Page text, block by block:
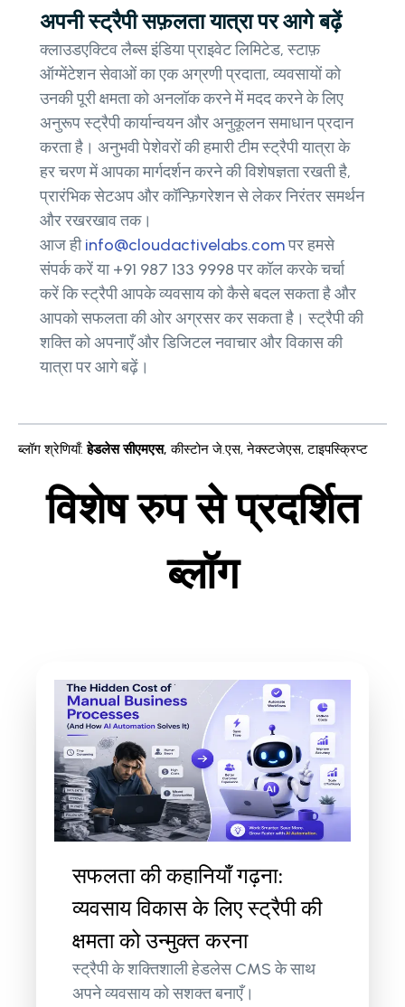
अपनी स्ट्रैपी सफ़लता यात्रा पर आगे बढ़ें
क्लाउडएक्टिव लैब्स इंडिया प्राइवेट लिमिटेड, स्टाफ़
ऑग्मेंटेशन सेवाओं का एक अग्रणी प्रदाता, व्यवसायों को
उनकी पूरी क्षमता को अनलॉक करने में मदद करने के लिए
अनुरूप स्ट्रैपी कार्यान्वयन और अनुकूलन समाधान प्रदान
करता है। अनुभवी पेशेवरों की हमारी टीम स्ट्रैपी यात्रा के
हर चरण में आपका मार्गदर्शन करने की विशेषज्ञता रखती है,
प्रारंभिक सेटअप और कॉन्फ़िगरेशन से लेकर निरंतर समर्थन
और रखरखाव तक।
आज हीinfo@cloudactivelabs.comपर हमसे
संपर्क करें या +91 987 133 9998 पर कॉल करके चर्चा
करें कि स्ट्रैपी आपके व्यवसाय को कैसे बदल सकता है और
आपको सफलता की ओर अग्रसर कर सकता है। स्ट्रैपी की
शक्ति को अपनाएँ और डिजिटल नवाचार और विकास की
यात्रा पर आगे बढ़ें।
ब्लॉग श्रेणियाँ: हेडलेस सीएमएस, कीस्टोन जे.एस,नेक्स्टजेएस,टाइपस्क्रिप्ट
विशेष रुप से प्रदर्शित
ब्लॉग
सफलता की कहानियाँ गढ़ना:
व्यवसाय विकास के लिए स्ट्रैपी की
क्षमता को उन्मुक्त करना
स्ट्रैपी के शक्तिशाली हेडलेस CMS के साथ
अपने व्यवसाय को सशक्त बनाएँ।